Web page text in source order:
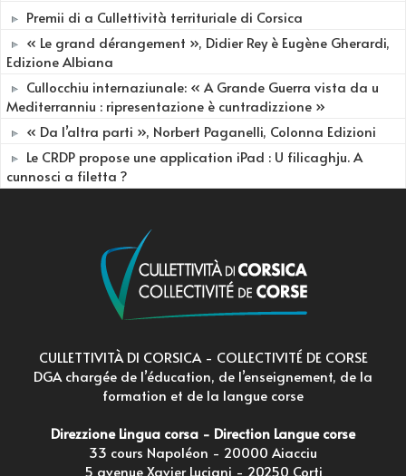
Premii di a Cullettività territuriale di Corsica
« Le grand dérangement », Didier Rey è Eugène Gherardi,
Edizione Albiana
Cullocchiu internaziunale: « A Grande Guerra vista da u
Mediterranniu : ripresentazione è cuntradizzione »
« Da l’altra parti », Norbert Paganelli, Colonna Edizioni
Le CRDP propose une application iPad : U filicaghju. A
cunnosci a filetta ?
CULLETTIVITÀ DI CORSICA - COLLECTIVITÉ DE CORSE
DGA chargée de l’éducation, de l’enseignement, de la
formation et de la langue corse
Direzzione Lingua corsa - Direction Langue corse
33 cours Napoléon - 20000 Aiacciu
5 avenue Xavier Luciani - 20250 Corti